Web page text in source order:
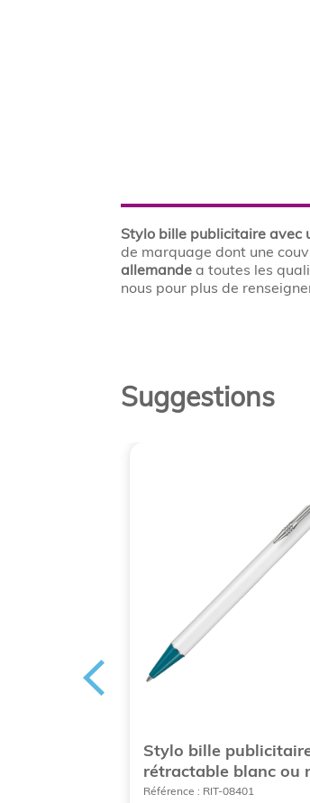
Stylo bille publicitaire avec
de marquage dont une
allemande a toutes les
nous pour plus de
Suggestions
Stylo bille
rétractable blanc ou
Référence : RIT-08401